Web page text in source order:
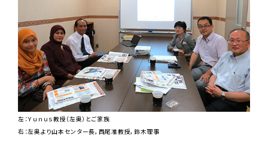
左：Ｙｕｎｕｓ教授（左奥）とご家族
右：左奥より山本センター長，西尾准教授，鈴木理事